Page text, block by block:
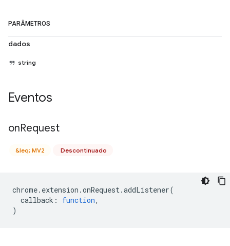
PARÂMETROS
dados
string
Eventos
onRequest
&leq; MV2 Descontinuado
chrome. extension .onRequest.addListener(
callback : function,
)